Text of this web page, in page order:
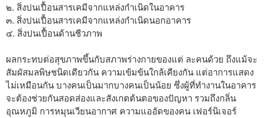
๒. สิ่งปนเปื้อนสารเคมีจากแหล่งกำเนิดในอาคาร
๓. สิ่งปนเปื้อนสารเคมีจากแหล่งกำเนิดนอกอาคาร
๔. สิ่งปนเปื้อนด้านชีวภาพ
ผลกระทบต่อสุขภาพขึ้นกับสภาพร่างกายของแต่ ละคนด้วย ถึงแม้จะ
สัมผัสมลพิษชนิดเดียวกัน ความเข้มข้นใกล้เคียงกัน แต่อาการแสดง
ไม่เหมือนกัน บางคนเป็นมากบางคนเป็นน้อย ซึ่งผู้ที่ทำงานในอาคาร
จะต้องช่วยกันสอดส่องและสังเกตต้นตอของปัญหา รวมถึงกลิ่น
อุณหภูมิ การหมุนเวียนอากาศ ความแออัดของคน เฟอร์นิเจอร์